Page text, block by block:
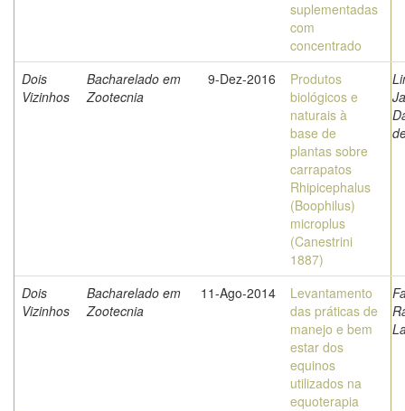
suplementadas
com
concentrado
Dois
Vizinhos
Bacharelado em
Zootecnia
9-Dez-2016
Produtos
biológicos e
naturais à
base de
plantas sobre
carrapatos
Rhipicephalus
(Boophilus)
microplus
(Canestrini
1887)
Dois
Vizinhos
Bacharelado em
Zootecnia
11-Ago-2014
Levantamento
das práticas de
manejo e bem
estar dos
equinos
utilizados na
equoterapia